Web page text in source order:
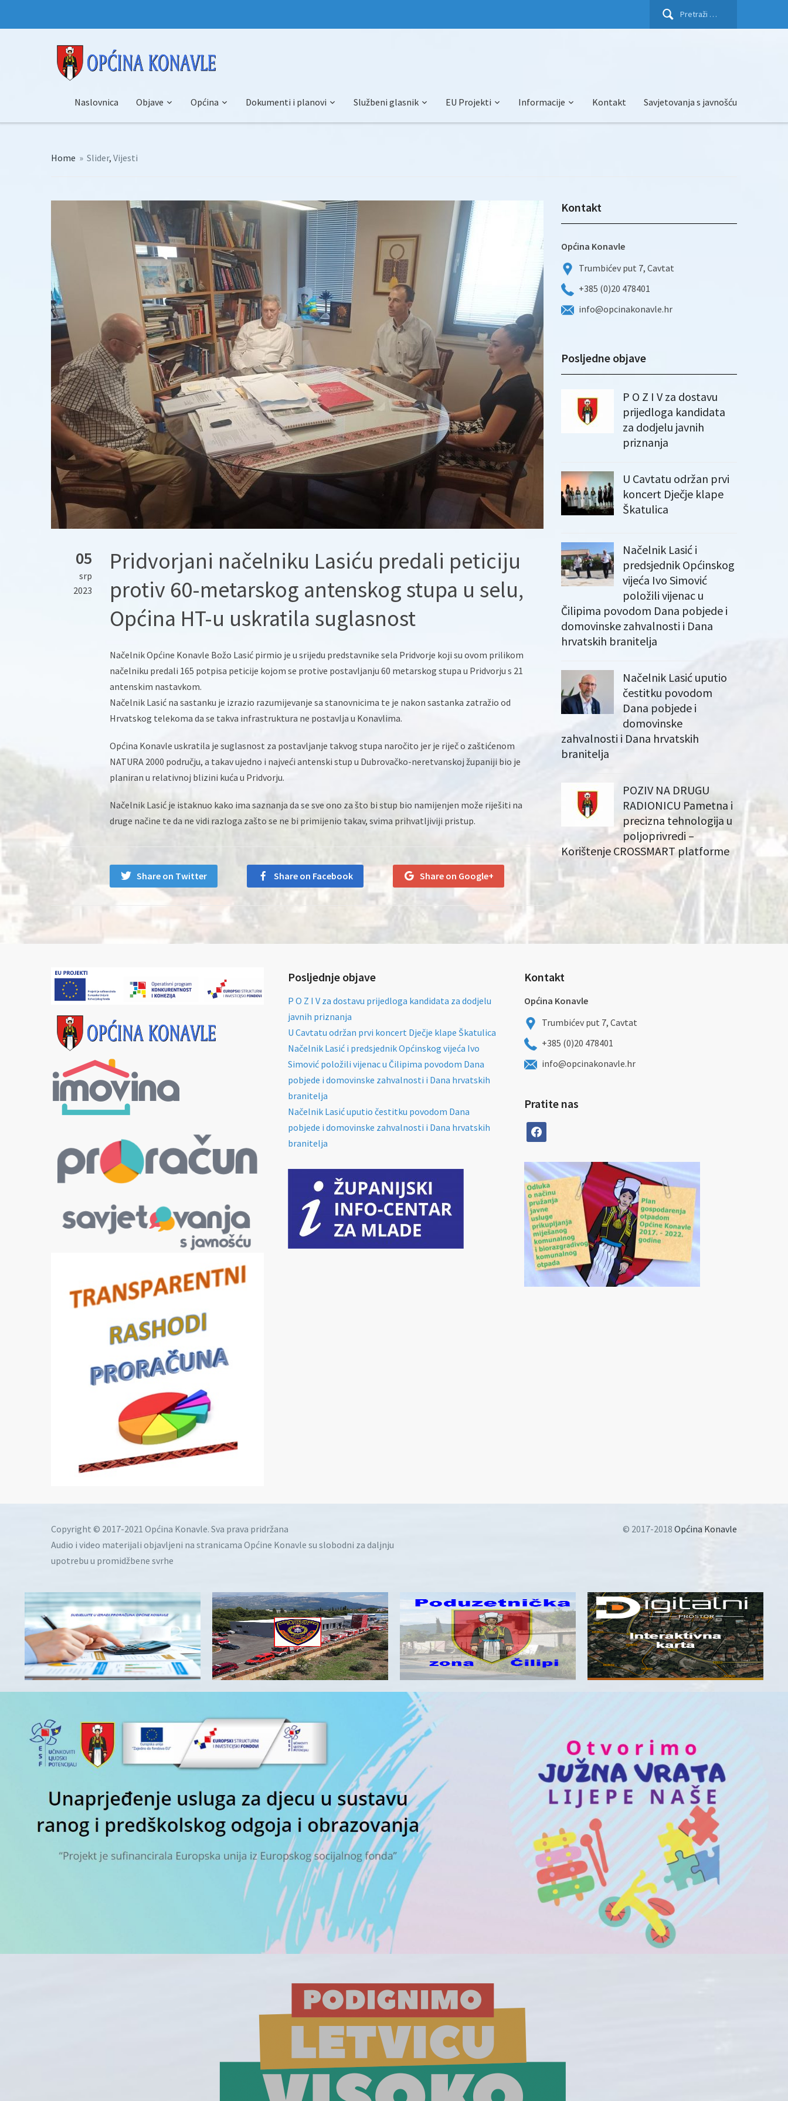
Pretraži:
Naslovnica Objave Općina Dokumenti i planovi Službeni glasnik EU Projekti Informacije Kontakt Savjetovanja s javnošću
Home » Slider, Vijesti
05
srp
2023
Pridvorjani načelniku Lasiću predali peticiju
protiv 60-metarskog antenskog stupa u selu,
Općina HT-u uskratila suglasnost
Načelnik Općine Konavle Božo Lasić pirmio je u srijedu predstavnike sela Pridvorje koji su ovom prilikom
načelniku predali 165 potpisa peticije kojom se protive postavljanju 60 metarskog stupa u Pridvorju s 21
antenskim nastavkom.
Načelnik Lasić na sastanku je izrazio razumijevanje sa stanovnicima te je nakon sastanka zatražio od
Hrvatskog telekoma da se takva infrastruktura ne postavlja u Konavlima.
Općina Konavle uskratila je suglasnost za postavljanje takvog stupa naročito jer je riječ o zaštićenom
NATURA 2000 području, a takav ujedno i najveći antenski stup u Dubrovačko-neretvanskoj županiji bio je
planiran u relativnoj blizini kuća u Pridvorju.
Načelnik Lasić je istaknuo kako ima saznanja da se sve ono za što bi stup bio namijenjen može riješiti na
druge načine te da ne vidi razloga zašto se ne bi primijenio takav, svima prihvatljiviji pristup.
Share on Twitter Share on Facebook Share on Google+
Kontakt
Općina Konavle
Trumbićev put 7, Cavtat
+385 (0)20 478401
info@opcinakonavle.hr
Posljedne objave
P O Z I V za dostavu
prijedloga kandidata
za dodjelu javnih
priznanja
U Cavtatu održan prvi
koncert Dječje klape
Škatulica
Načelnik Lasić i
predsjednik Općinskog
vijeća Ivo Simović
položili vijenac u
Čilipima povodom Dana pobjede i
domovinske zahvalnosti i Dana
hrvatskih branitelja
Načelnik Lasić uputio
čestitku povodom
Dana pobjede i
domovinske
zahvalnosti i Dana hrvatskih
branitelja
POZIV NA DRUGU
RADIONICU Pametna i
precizna tehnologija u
poljoprivredi –
Korištenje CROSSMART platforme
Posljednje objave
P O Z I V za dostavu prijedloga kandidata za dodjelu
javnih priznanja
U Cavtatu održan prvi koncert Dječje klape Škatulica
Načelnik Lasić i predsjednik Općinskog vijeća Ivo
Simović položili vijenac u Čilipima povodom Dana
pobjede i domovinske zahvalnosti i Dana hrvatskih
branitelja
Načelnik Lasić uputio čestitku povodom Dana
pobjede i domovinske zahvalnosti i Dana hrvatskih
branitelja
Kontakt
Općina Konavle
Trumbićev put 7, Cavtat
+385 (0)20 478401
info@opcinakonavle.hr
Pratite nas
facebook
Copyright © 2017-2021 Općina Konavle. Sva prava pridržana
Audio i video materijali objavljeni na stranicama Općine Konavle su slobodni za daljnju
upotrebu u promidžbene svrhe
© 2017-2018 Općina Konavle